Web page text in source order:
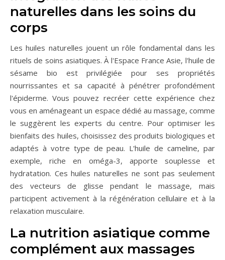
naturelles dans les soins du
corps
Les huiles naturelles jouent un rôle fondamental dans les
rituels de soins asiatiques. À l'Espace France Asie, l'huile de
sésame bio est privilégiée pour ses propriétés
nourrissantes et sa capacité à pénétrer profondément
l'épiderme. Vous pouvez recréer cette expérience chez
vous en aménageant un espace dédié au massage, comme
le suggèrent les experts du centre. Pour optimiser les
bienfaits des huiles, choisissez des produits biologiques et
adaptés à votre type de peau. L'huile de cameline, par
exemple, riche en oméga-3, apporte souplesse et
hydratation. Ces huiles naturelles ne sont pas seulement
des vecteurs de glisse pendant le massage, mais
participent activement à la régénération cellulaire et à la
relaxation musculaire.
La nutrition asiatique comme
complément aux massages